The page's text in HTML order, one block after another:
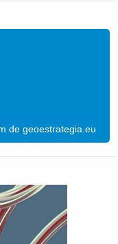
de geoestrategia.eu